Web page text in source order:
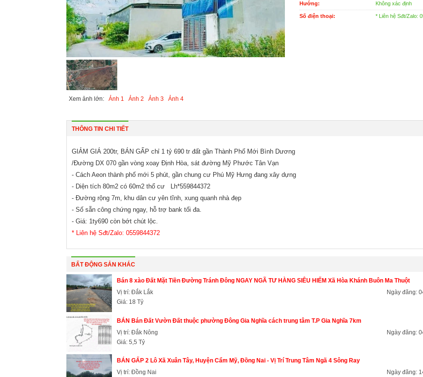
Xem ảnh lớn: Ảnh 1 Ảnh 2 Ảnh 3 Ảnh 4
Hướng: Không xác định
Số điện thoại: * Liên hệ Sđt/Zalo:
THÔNG TIN CHI TIẾT
GIẢM GIÁ 200tr, BÁN GẤP chỉ 1 tỷ 690 tr đất gần Thành Phố Mới Bình Dương
/Đường DX 070 gần vòng xoay Định Hòa, sát đường Mỹ Phước Tân Vạn
- Cách Aeon thành phố mới 5 phút, gần chung cư Phú Mỹ Hưng đang xây dựng
- Diện tích 80m2 có 60m2 thổ cư Lh*559844372
- Đường rộng 7m, khu dân cư yên tĩnh, xung quanh nhà đẹp
- Số sẵn công chứng ngay, hỗ trợ bank tối đa.
- Giá: 1ty690 còn bớt chút lộc.
* Liên hệ Sđt/Zalo: 0559844372
BẤT ĐỘNG SẢN KHÁC
Bán 8 xào Đất Mặt Tiền Đường Tránh Đông NGAY NGÃ TƯ HÀNG SIÊU HIẾM Xã Hòa Khánh Buôn Ma Thuột
Vị trí: Đắk Lắk
Giá: 18 Tỷ
Ngày đăng:
BÁN Bán Đất Vườn Đất thuộc phường Đông Gia Nghĩa cách trung tâm T.P Gia Nghĩa 7km
Vị trí: Đắk Nông
Giá: 5,5 Tỷ
Ngày đăng:
BÁN GẤP 2 Lô Xã Xuân Tây, Huyện Cẩm Mỹ, Đồng Nai - Vị Trí Trung Tâm Ngã 4 Sông Ray
Vị trí: Đồng Nai
Ngày đăng: